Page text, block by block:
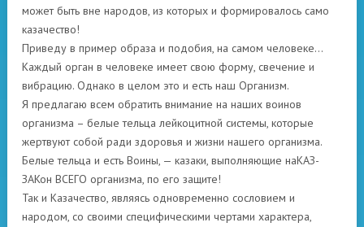
может быть вне народов, из которых и формировалось само
казачество!
Приведу в пример образа и подобия, на самом человеке…
Каждый орган в человеке имеет свою форму, свечение и
вибрацию. Однако в целом это и есть наш Организм.
Я предлагаю всем обратить внимание на наших воинов
организма – белые тельца лейкоцитной системы, которые
жертвуют собой ради здоровья и жизни нашего организма.
Белые тельца и есть Воины, — казаки, выполняющие наКАЗ-
ЗАКон ВСЕГО организма, по его защите!
Так и Казачество, являясь одновременно сословием и
народом, со своими специфическими чертами характера,